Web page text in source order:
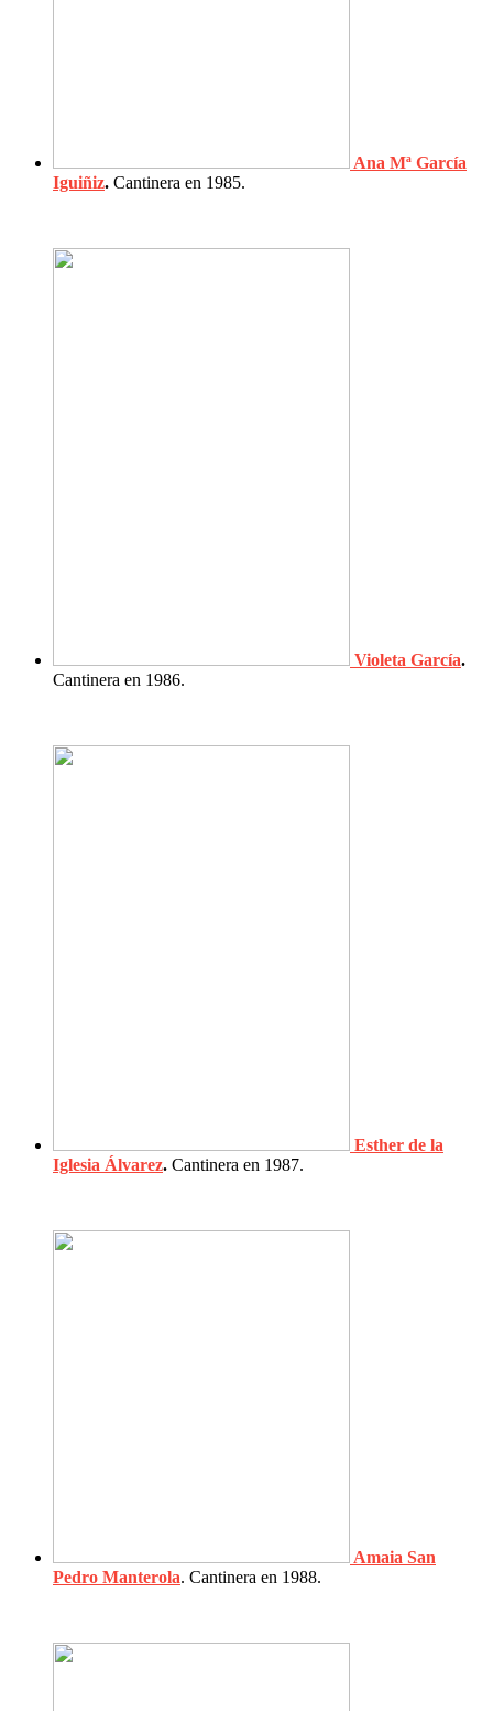
Ana Mª García
Iguiñiz. Cantinera en 1985.
Violeta García.
Cantinera en 1986.
Esther de la
Iglesia Álvarez. Cantinera en 1987.
Amaia San
Pedro Manterola. Cantinera en 1988.